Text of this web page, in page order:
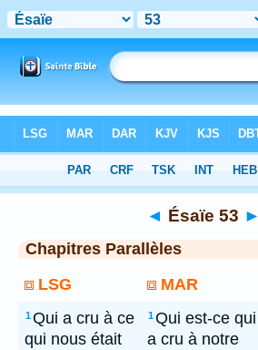
◄ Ésaïe 53 ►
Chapitres Parallèles
LSG
MAR
1Qui a cru à ce
qui nous était
1Qui est-ce qui
a cru à notre